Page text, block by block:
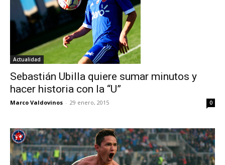
Actualidad
Sebastián Ubilla quiere sumar minutos y
hacer historia con la “U”
Marco Valdovinos - 29 enero, 2015 0